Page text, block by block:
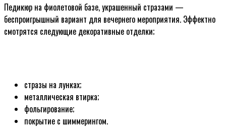
Педикюр на фиолетовой базе, украшенный стразами —
беспроигрышный вариант для вечернего мероприятия. Эффектно
смотрятся следующие декоративные отделки;
стразы на лунках;
металлическая втирка;
фольгирование;
покрытие с шиммерингом.